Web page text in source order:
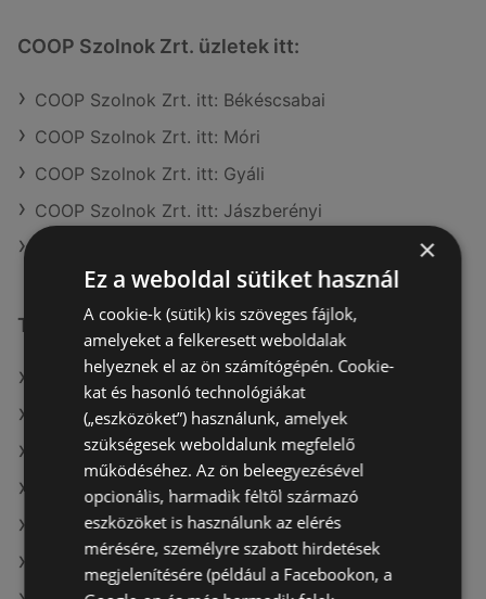
COOP Szolnok Zrt. üzletek itt:
COOP Szolnok Zrt. itt: Békéscsabai
COOP Szolnok Zrt. itt: Móri
COOP Szolnok Zrt. itt: Gyáli
COOP Szolnok Zrt. itt: Jászberényi
További linkek
A(z) COOP Szolnok Zrt. ajánlatai
A(z) FullDiszkont ajánlatai
A(z) Aldi ajánlatai
A(z) Ecofamily aktuális akciós újságjai
A(z) Müller HU aktuális akciós újságjai
A(z) ÁRKLUB aktuális akciós újságjai
×
Ez a weboldal sütiket használ
A cookie-k (sütik) kis szöveges fájlok,
amelyeket a felkeresett weboldalak
helyeznek el az ön számítógépén. Cookie-
kat és hasonló technológiákat
(„eszközöket”) használunk, amelyek
szükségesek weboldalunk megfelelő
működéséhez. Az ön beleegyezésével
opcionális, harmadik féltől származó
eszközöket is használunk az elérés
mérésére, személyre szabott hirdetések
megjelenítésére (például a Facebookon, a